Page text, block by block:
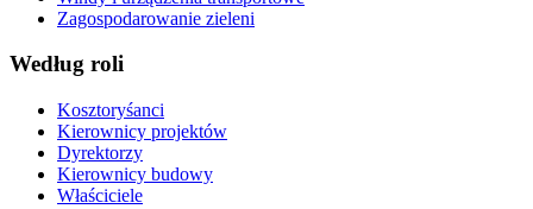
Zagospodarowanie zieleni
Według roli
Kosztoryśanci
Kierownicy projektów
Dyrektorzy
Kierownicy budowy
Właściciele